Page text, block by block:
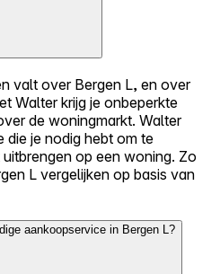
valt over Bergen L, en over
Walter krijg je onbeperkte
de woningmarkt. Walter
die je nodig hebt om te
op een woning. Zo
L vergelijken op basis van
aankoopservice in Bergen L?